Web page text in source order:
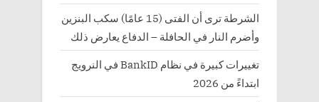
الشرطة ترى أن الفتى (15 عامًا) سكب البنزين
وأضرم النار في الحافلة – الدفاع يعارض ذلك
تغييرات كبيرة في نظام BankID في النرويج
ابتداءً من 2026